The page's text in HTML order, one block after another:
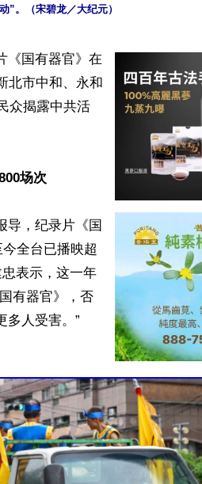
”。（宋碧龙／大纪元）
《国有器官》在
北市中和、永和
众揭露中共活
场次
导，纪录片《国
全台已播映超
表示，这一年
有器官》，否